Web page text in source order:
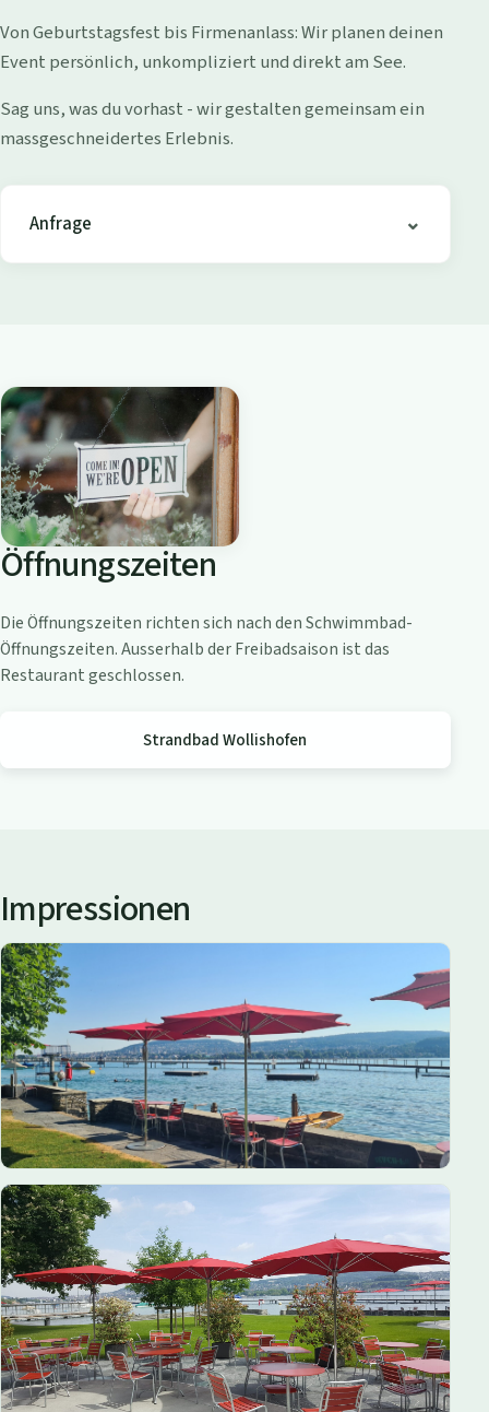
i
s
h
o
e
n
r
o
a
m
Z
ü
i
c
h
e
Von Geburtstagsfest bis Firmenanlass: Wir planen deinen
Event persönlich, unkompliziert und direkt am See.
Sag uns, was du vorhast - wir gestalten gemeinsam ein
massgeschneidertes Erlebnis.
Anfrage
Öffnungszeiten
Die Öffnungszeiten richten sich nach den Schwimmbad-
Öffnungszeiten. Ausserhalb der Freibadsaison ist das
Restaurant geschlossen.
Strandbad Wollishofen
Impressionen